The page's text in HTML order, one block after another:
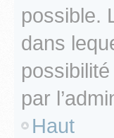
possible.
dans
par
Haut